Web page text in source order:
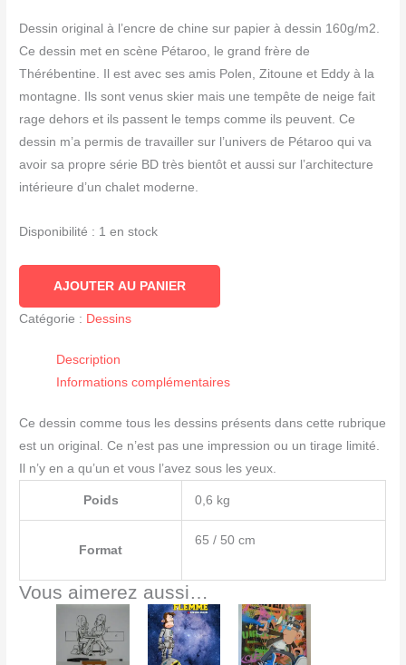
Dessin original à l’encre de chine sur papier à dessin 160g/m2.
Ce dessin met en scène Pétaroo, le grand frère de
Thérébentine. Il est avec ses amis Polen, Zitoune et Eddy à la
montagne. Ils sont venus skier mais une tempête de neige fait
rage dehors et ils passent le temps comme ils peuvent. Ce
dessin m’a permis de travailler sur l’univers de Pétaroo qui va
avoir sa propre série BD très bientôt et aussi sur l’architecture
intérieure d’un chalet moderne.
Disponibilité : 1 en stock
Dessin
AJOUTER AU PANIER
Catégorie : Dessins
Description
Informations complémentaires
Ce dessin comme tous les dessins présents dans cette rubrique
est un original. Ce n’est pas une impression ou un tirage limité.
Il n’y en a qu’un et vous l’avez sous les yeux.
Poids 0,6 kg
Format
65 / 50 cm
Vous aimerez aussi…